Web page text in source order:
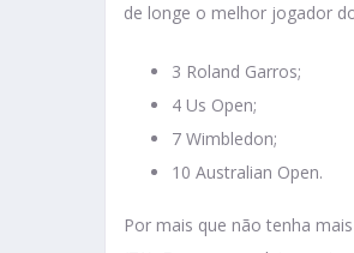
de longe o melhor jogador
3 Roland Garros;
4 Us Open;
7 Wimbledon;
10 Australian Open.
Por mais que não tenha